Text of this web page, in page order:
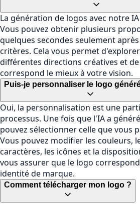
La génération de logos avec notre
Vous pouvez obtenir plusieurs
quelques secondes seulement
critères. Cela vous permet
différentes directions créatives et
correspond le mieux à votre vision.
Puis-je personnaliser le logo
Oui, la personnalisation est une
processus. Une fois que l'IA a
pouvez sélectionner celle que vous
Vous pouvez modifier les couleurs,
caractères, les icônes et la
vous assurer que le logo
identité de marque.
Comment télécharger mon logo ?